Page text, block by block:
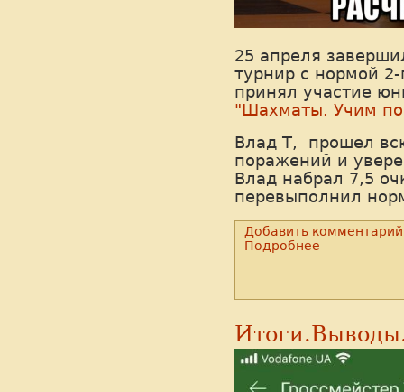
25 апреля
турнир с нормой
принял участие
"Шахматы. Учим
Влад Т, прошел
поражений и
Влад набрал 7,5
перевыполнил
Добавить комментарий
Подробнее